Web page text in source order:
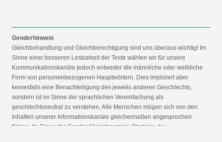
Genderhinweis
Gleichbehandlung und Gleichberechtigung sind uns überaus wichtig! Im
Sinne einer besseren Lesbarkeit der Texte wählen wir für unsere
Kommunikationskanäle jedoch entweder die männliche oder weibliche
Form von personenbezogenen Hauptwörtern. Dies impliziert aber
keinesfalls eine Benachteiligung des jeweils anderen Geschlechts,
sondern ist im Sinne der sprachlichen Vereinfachung als
geschlechtsneutral zu verstehen. Alle Menschen mögen sich von den
Inhalten unserer Informationskanäle gleichermaßen angesprochen
fühlen. Im Sinne der Gender Mainstreaming-Strategie der